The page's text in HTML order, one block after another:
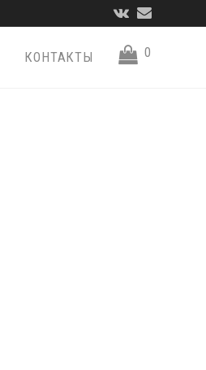
VK Email
КОНТАКТЫ 0